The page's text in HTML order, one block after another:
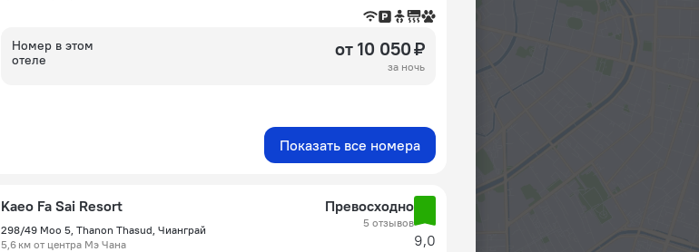
Номер в этом
отеле
от 10 050 ₽
за ночь
Показать все номера
Kaeo Fa Sai Resort
298/49 Moo 5, Thanon Thasud, Чианграй
5,6 км от центра Мэ Чана
Превосходно
5 отзывов
9,0